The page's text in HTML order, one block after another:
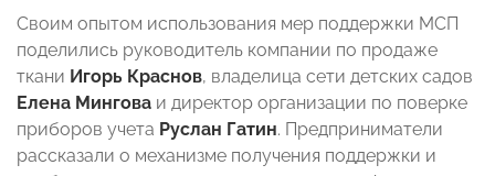
Своим опытом использования мер поддержки МСП
поделились руководитель компании по продаже
ткани Игорь Краснов, владелица сети детских садов
Елена Мингова и директор организации по поверке
приборов учета Руслан Гатин. Предприниматели
рассказали о механизме получения поддержки и